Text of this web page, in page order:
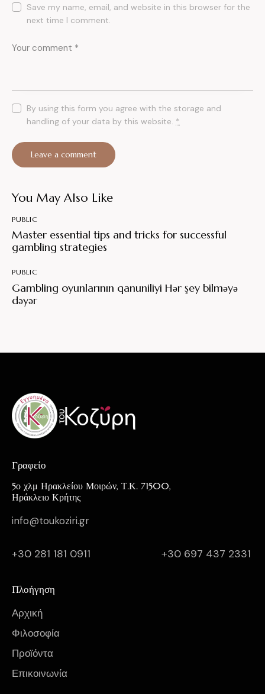
Save my name, email, and website in this browser for the
next time I comment.
By using this form you agree with the storage and
handling of your data by this website. *
You May Also Like
PUBLIC
Master essential tips and tricks for successful
gambling strategies
PUBLIC
Gambling oyunlarının qanuniliyi Hər şey bilməyə
dəyər
Γραφείο
5ο χλμ Ηρακλείου Μοιρών, Τ.Κ. 71500,
Ηράκλειο Κρήτης
info@toukoziri.gr
+30 281 181 0911 +30 697 437 2331
Πλοήγηση
Αρχική
Φιλοσοφία
Προϊόντα
Επικοινωνία